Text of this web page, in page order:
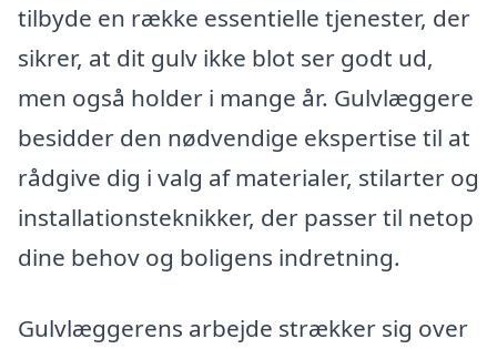
tilbyde en række essentielle tjenester, der
sikrer, at dit gulv ikke blot ser godt ud,
men også holder i mange år. Gulvlæggere
besidder den nødvendige ekspertise til at
rådgive dig i valg af materialer, stilarter og
installationsteknikker, der passer til netop
dine behov og boligens indretning.
Gulvlæggerens arbejde strækker sig over